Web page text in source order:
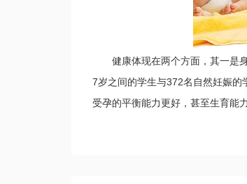
健康体现在两个方面，其一是身
7岁之间的学生与372名自然妊娠的
受孕的平衡能力更好，甚至生育能